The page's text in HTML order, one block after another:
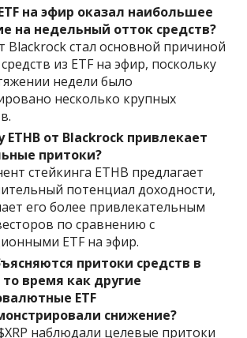
на эфир оказал наибольшее
на недельный отток средств?
Blackrock стал основной причиной
из ETF на эфир, поскольку
недели было
несколько крупных
ETHB от Blackrock привлекает
притоки?
стейкинга ETHB предлагает
потенциал доходности,
его более привлекательным
по сравнению с
ETF на эфир.
притоки средств в
то время как другие
ETF
снижение?
наблюдали целевые притоки